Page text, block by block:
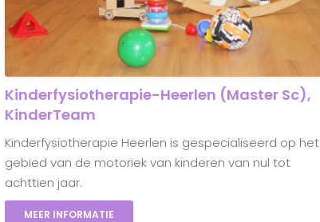
Kinderfysiotherapie-Heerlen (Master Sc),
KinderTeam
Kinderfysiotherapie Heerlen is gespecialiseerd op het
gebied van de motoriek van kinderen van nul tot
achttien jaar.
MEER INFORMATIE